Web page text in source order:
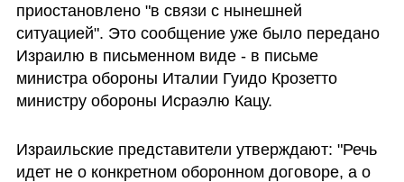
приостановлено "в связи с нынешней
ситуацией". Это сообщение уже было передано
Израилю в письменном виде - в письме
министра обороны Италии Гуидо Крозетто
министру обороны Исраэлю Кацу.
Израильские представители утверждают: "Речь
идет не о конкретном оборонном договоре, а о